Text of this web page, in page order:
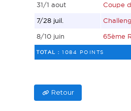
31/1 aout Coupe
7/28 juil.
8/10 juin 65ème
TOTAL : 1084 POINTS
Retour